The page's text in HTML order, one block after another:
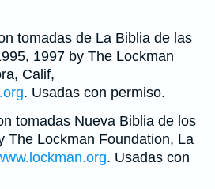
tomadas de La Biblia de las
1997 by The Lockman
Calif,
. Usadas con permiso.
tomadas Nueva Biblia de los
The Lockman Foundation, La
. Usadas con